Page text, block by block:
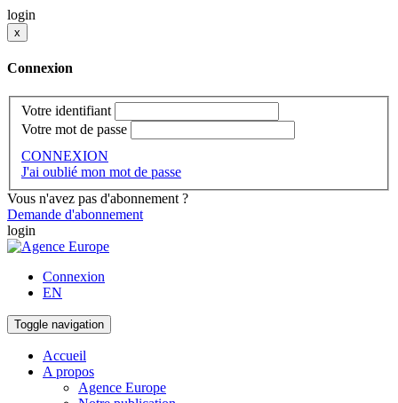
login
x
Connexion
Votre identifiant
Votre mot de passe
CONNEXION
J'ai oublié mon mot de passe
Vous n'avez pas d'abonnement ?
Demande d'abonnement
login
Connexion
EN
Toggle navigation
Accueil
A propos
Agence Europe